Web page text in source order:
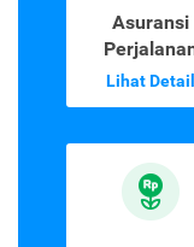
Asuransi
Lihat Detail